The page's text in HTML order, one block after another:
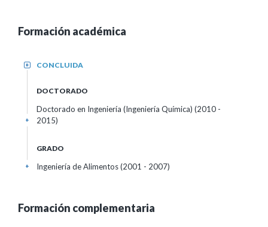
Formación académica
CONCLUIDA
+
DOCTORADO
Doctorado en Ingeniería (Ingeniería Química) (2010 -
2015)
+
GRADO
Ingeniería de Alimentos (2001 - 2007)
+
Formación complementaria